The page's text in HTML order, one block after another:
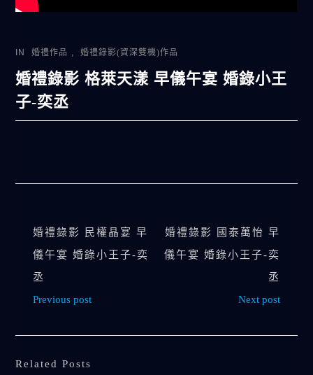
IN 婚禮作品 , 婚禮錄影(資深雙機)作品
婚禮錄影 格萊天漾 早儀午宴 婚錄小王
子-奕丞
婚禮錄影 民權晶宴 早
儀午宴 婚錄小王子-奕
丞
Previous post
婚禮錄影 國泰萬怡 早
儀午宴 婚錄小王子-奕
丞
Next post
Related Posts